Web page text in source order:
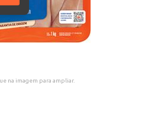
na imagem para ampliar.